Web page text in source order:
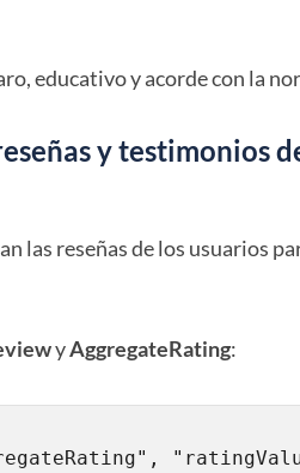
educativo y acorde con la
y testimonios
las reseñas de los usuarios
yAggregateRating: